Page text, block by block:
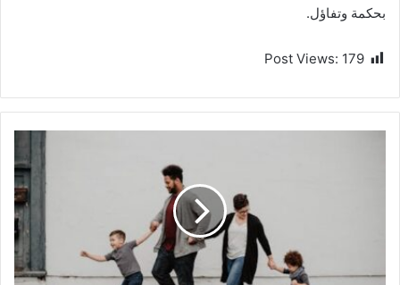
بحكمة وتفاؤل.
Post Views: 179